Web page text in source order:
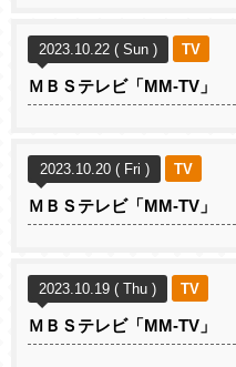
2023.10.22 ( Sun ) TV
ＭＢＳテレビ「MM-TV」
2023.10.20 ( Fri ) TV
ＭＢＳテレビ「MM-TV」
2023.10.19 ( Thu ) TV
ＭＢＳテレビ「MM-TV」